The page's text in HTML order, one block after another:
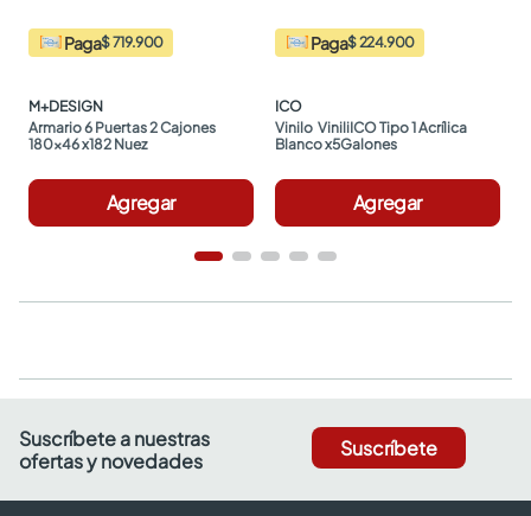
Paga$ 719.900
M+DESIGN
Armario 6 Puertas 2 Cajones
180x46 x182 Nuez
Agregar
Paga$ 224.900
ICO
Vinilo  ViniliICO Tipo 1 Acrílica
Blanco x5Galones
Agregar
Suscríbete a nuestras
ofertas y novedades
Suscríbete